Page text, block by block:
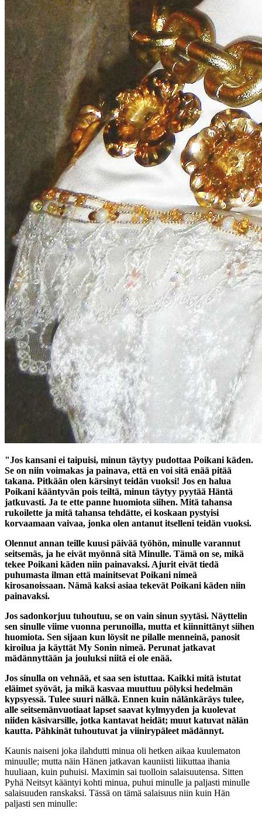
"Jos kansani ei taipuisi, minun täytyy pudottaa Poikani käden.
Se on niin voimakas ja painava, että en voi sitä enää pitää
takana. Pitkään olen kärsinyt teidän vuoksi! Jos en halua
Poikani kääntyvän pois teiltä, minun täytyy pyytää Häntä
jatkuvasti. Ja te ette panne huomiota siihen. Mitä tahansa
rukoilette ja mitä tahansa tehdätte, ei koskaan pystyisi
korvaamaan vaivaa, jonka olen antanut itselleni teidän vuoksi.
Olennut annan teille kuusi päivää työhön, minulle varannut
seitsemäs, ja he eivät myönnä sitä Minulle. Tämä on se, mikä
tekee Poikani käden niin painavaksi. Ajurit eivät tiedä
puhumasta ilman että mainitsevat Poikani nimeä
kirosanoissaan. Nämä kaksi asiaa tekevät Poikani käden niin
painavaksi.
Jos sadonkorjuu tuhoutuu, se on vain sinun syytäsi. Näyttelin
sen sinulle viime vuonna perunoilla, mutta et kiinnittänyt siihen
huomiota. Sen sijaan kun löysit ne pilalle menneinä, panosit
kiroilua ja käyttät My Sonin nimeä. Perunat jatkavat
mädännyttään ja jouluksi niitä ei ole enää.
Jos sinulla on vehnää, et saa sen istuttaa. Kaikki mitä istutat
eläimet syövät, ja mikä kasvaa muuttuu pölyksi hedelmän
kypsyessä. Tulee suuri nälkä. Ennen kuin nälänkäräys tulee,
alle seitsemänvuotiaat lapset saavat kylmyyden ja kuolevat
niiden käsivarsille, jotka kantavat heidät; muut katuvat nälän
kautta. Pähkinät tuhoutuvat ja viinirypäleet mädännyt.
Kaunis naiseni joka ilahdutti minua oli hetken aikaa kuulematon
minuulle; mutta näin Hänen jatkavan kauniisti liikuttaa ihania
huuliaan, kuin puhuisi. Maximin sai tuolloin salaisuutensa. Sitten
Pyhä Neitsyt kääntyi kohti minua, puhui minulle ja paljasti minulle
salaisuuden ranskaksi. Tässä on tämä salaisuus niin kuin Hän
paljasti sen minulle: